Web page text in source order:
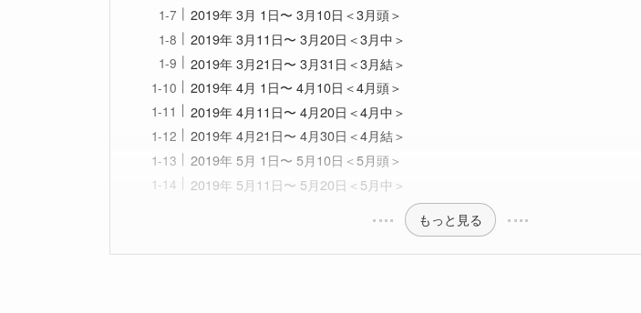
2019年 3月 1日〜 3月10日＜3月頭＞
2019年 3月11日〜 3月20日＜3月中＞
2019年 3月21日〜 3月31日＜3月結＞
2019年 4月 1日〜 4月10日＜4月頭＞
2019年 4月11日〜 4月20日＜4月中＞
2019年 4月21日〜 4月30日＜4月結＞
2019年 5月 1日〜 5月10日＜5月頭＞
2019年 5月11日〜 5月20日＜5月中＞
もっと見る